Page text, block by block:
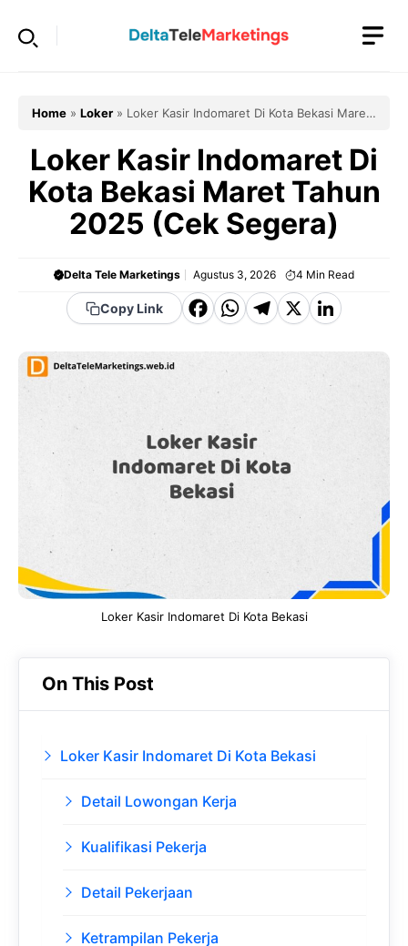
Home » Loker » Loker Kasir Indomaret Di Kota Bekasi Maret
Loker Kasir Indomaret Di
Kota Bekasi Maret Tahun
2025 (Cek Segera)
Delta Tele Marketings Agustus 3, 2026 4 Min Read
Copy Link
F
e
o
o
W
a
t
s
A
p
T
g
a
m
X Li
k
e
Loker Kasir Indomaret Di Kota Bekasi
On This Post
Loker Kasir Indomaret Di Kota Bekasi
Detail Lowongan Kerja
Kualifikasi Pekerja
Detail Pekerjaan
Ketrampilan Pekerja